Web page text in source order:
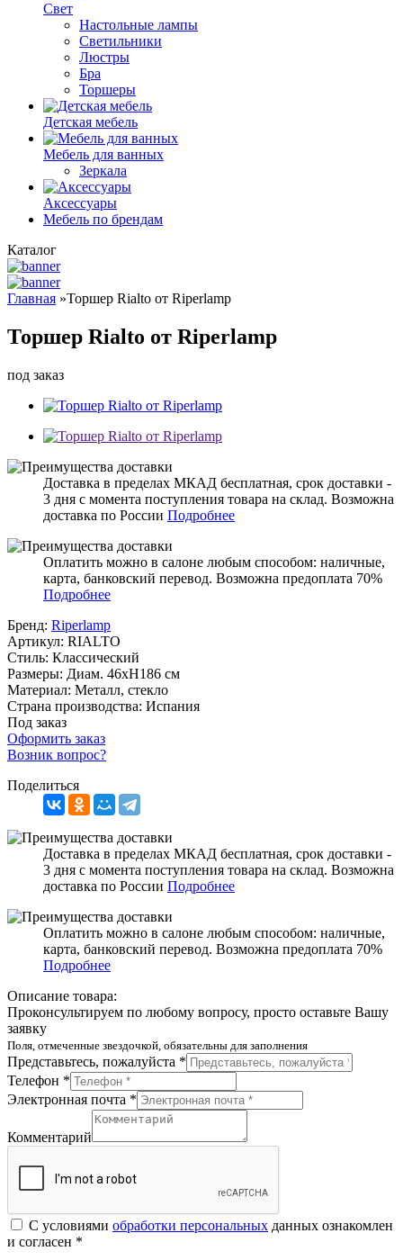
Свет
Настольные лампы
Светильники
Люстры
Бра
Торшеры
Детская мебель
Мебель для ванных
Зеркала
Аксессуары
Мебель по брендам
Каталог
Главная »Торшер Rialto от Riperlamp
Торшер Rialto от Riperlamp
под заказ
Доставка в пределах МКАД бесплатная, срок доставки -
3 дня с момента поступления товара на склад. Возможна
доставка по России Подробнее
Оплатить можно в салоне любым способом: наличные,
карта, банковский перевод. Возможна предоплата 70%
Подробнее
Бренд: Riperlamp
Артикул: RIALTO
Стиль: Классический
Размеры: Диам. 46хН186 см
Материал: Металл, стекло
Страна производства: Испания
Под заказ
Оформить заказ
Возник вопрос?
Поделиться
Доставка в пределах МКАД бесплатная, срок доставки -
3 дня с момента поступления товара на склад. Возможна
доставка по России Подробнее
Оплатить можно в салоне любым способом: наличные,
карта, банковский перевод. Возможна предоплата 70%
Подробнее
Описание товара:
Проконсультируем по любому вопросу, просто оставьте Вашу
заявку
Поля, отмеченные звездочкой, обязательны для заполнения
Представьтесь, пожалуйста *
Телефон *
Электронная почта *
Комментарий
С условиями обработки персональных данных ознакомлен
и согласен *